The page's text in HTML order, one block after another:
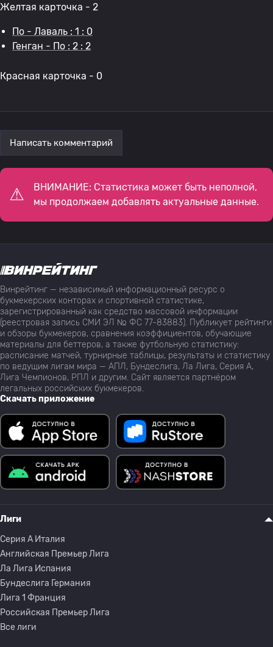
Желтая карточка - 2
По - Лаваль : 1 : 0
Генган - По : 2 : 2
Красная карточка - 0
Написать комментарий
ВНИМАНИЕ: Статистика может быть неполной,
мы продолжаем добавлять актуальные данные.
Винрейтинг — независимый информационный ресурс о
букмекерских конторах и спортивной статистике,
зарегистрированный как средство массовой информации
(реестровая запись СМИ ЭЛ № ФС 77-83883). Публикует рейтинги
и обзоры букмекеров, сравнения коэффициентов, обучающие
материалы для беттеров, а также футбольную статистику:
расписание матчей, турнирные таблицы, результаты и статистику
по ведущим лигам мира — АПЛ, Бундеслига, Ла Лига, Серия А,
Лига Чемпионов, РПЛ и другим. Сайт является партнёром
легальных российских букмекеров.
Скачать приложение
Лиги
Серия A Италия
Английская Премьер Лига
Ла Лига Испания
Бундеслига Германия
Лига 1 Франция
Российская Премьер Лига
Все лиги